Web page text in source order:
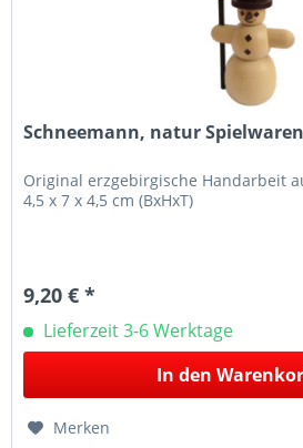
Schneemann, natur
Original erzgebirgische Handarbeit
4,5 x 7 x 4,5 cm (BxHxT)
9,20 € *
Lieferzeit 3-6 Werktage
In den
Merken